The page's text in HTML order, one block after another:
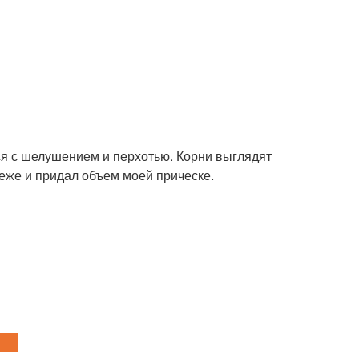
с шелушением и перхотью. Корни выглядят
и придал объем моей прическе.